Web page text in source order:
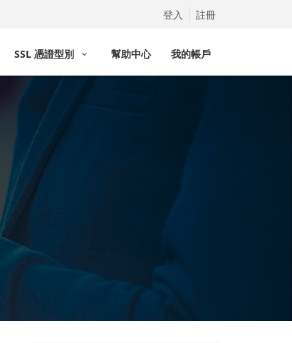
登入 註冊
SSL 憑證型別 幫助中心 我的帳戶